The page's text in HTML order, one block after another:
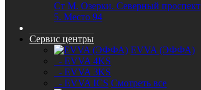
Ст М. Озерки. Северный проспект
5. Место 94
Сервис центры
EVVA (ЭФФА)
- EVVA 4KS
- EVVA 3KS
- EVVA ICS Смотреть все